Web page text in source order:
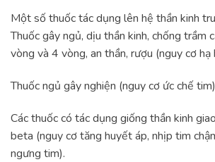
Một số thuốc tác dụng lên hệ thần kinh
Thuốc gây ngủ, dịu thần kinh, chống trầm
vòng và 4 vòng, an thần, rượu (nguy cơ hạ
Thuốc ngủ gây nghiện (nguy cơ ức chế
Các thuốc có tác dụng giống thần kinh
beta (nguy cơ tăng huyết áp, nhịp tim
ngưng tim).